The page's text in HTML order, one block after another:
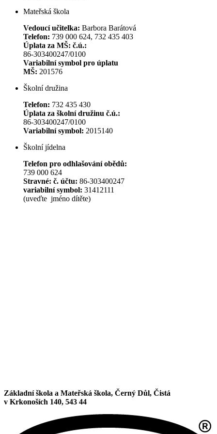
Mateřská škola
Vedoucí učitelka: Barbora Barátová
Telefon: 739 000 624, 732 435 403
Úplata za MŠ: č.ú.:
86-303400247/0100
Variabilní symbol pro úplatu
MŠ: 201576
Školní družina
Telefon: 732 435 430
Úplata za školní družinu č.ú.:
86-303400247/0100
Variabilní symbol: 2015140
Školní jídelna
Telefon pro odhlašování obědů:
739 000 624
Stravné: č. účtu: 86-303400247
variabilní symbol: 31412111
(uveďte jméno dítěte)
Základní škola a Mateřská škola, Černý Důl, Čistá
v Krkonoších 140, 543 44